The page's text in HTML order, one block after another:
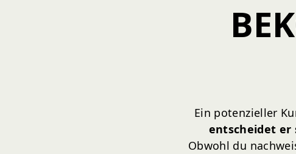
Ein potenzieller
entscheidet er
Obwohl du